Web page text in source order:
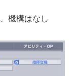
、機構はなし